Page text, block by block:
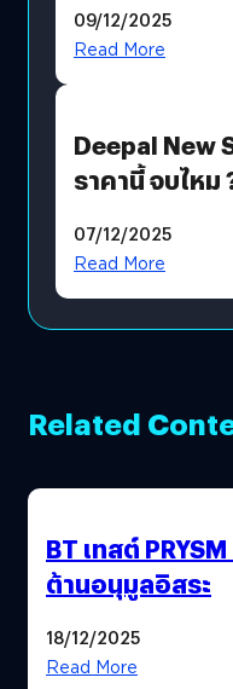
09/12/2025
Read More
Deepal New
ราคานี้ จบไหม
07/12/2025
Read More
Related
BT เทสต์
ต้านอนุมูลอิสระ
18/12/2025
Read More